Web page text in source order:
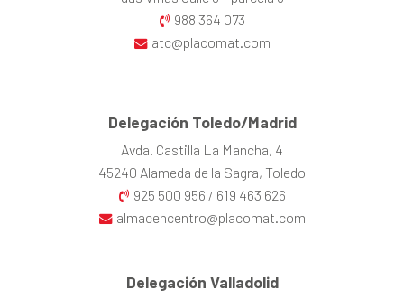
988 364 073
atc@placomat.com
Delegación Toledo/Madrid
Avda. Castilla La Mancha, 4
45240 Alameda de la Sagra, Toledo
925 500 956 / 619 463 626
almacencentro@placomat.com
Delegación Valladolid